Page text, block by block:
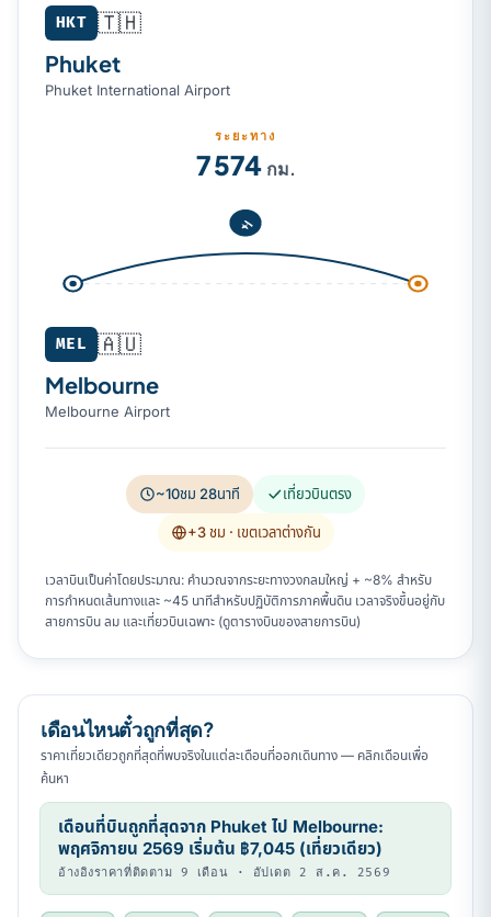
Phuket (HKT) → Melbourne (MEL)
HKT 🇹🇭
Phuket
Phuket International Airport
ระยะทาง
7 574 กม.
MEL 🇦🇺
Melbourne
Melbourne Airport
~10ชม 28นาที เที่ยวบินตรง
+3 ชม · เขตเวลาต่างกัน
เวลาบินเป็นค่าโดยประมาณ: คำนวณจากระยะทางวงกลมใหญ่ + ~8% สำหรับ
การกำหนดเส้นทางและ ~45 นาทีสำหรับปฏิบัติการภาคพื้นดิน เวลาจริงขึ้นอยู่กับ
สายการบิน ลม และเที่ยวบินเฉพาะ (ดูตารางบินของสายการบิน)
เดือนไหนตั๋วถูกที่สุด?
ราคาเที่ยวเดียวถูกที่สุดที่พบจริงในแต่ละเดือนที่ออกเดินทาง — คลิกเดือนเพื่อ
ค้นหา
เดือนที่บินถูกที่สุดจาก Phuket ไป Melbourne:
พฤศจิกายน 2569 เริ่มต้น ฿7,045 (เที่ยวเดียว)
อ้างอิงราคาที่ติดตาม 9 เดือน · อัปเดต 2 ส.ค. 2569